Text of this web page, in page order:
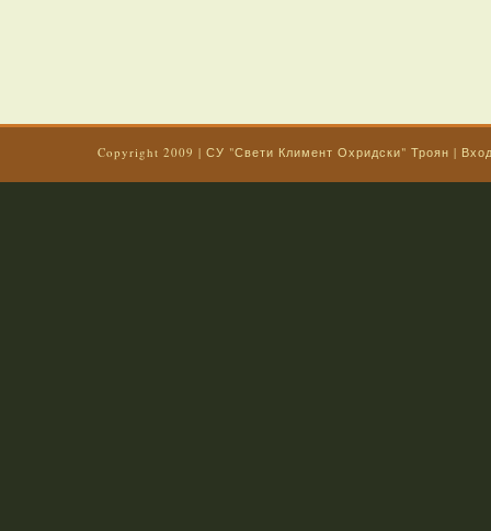
Copyright 2009 | СУ "Свети Климент Охридски" Троян |